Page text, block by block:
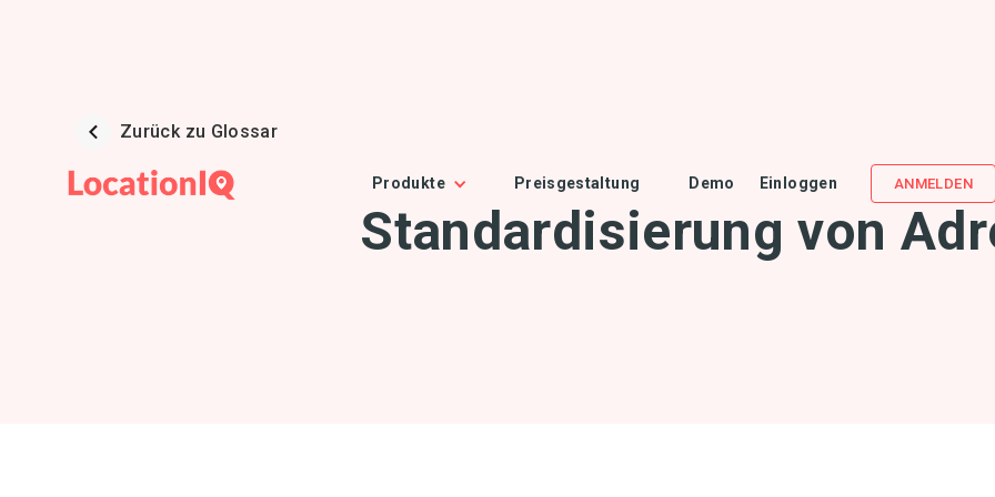
Produkte Preisgestaltung Demo Einloggen ANMELDEN
Zurück zu Glossar
Standardisierung von